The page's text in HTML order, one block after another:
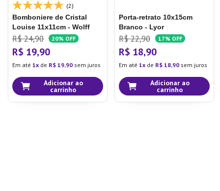
(2)
Bomboniere de Cristal
Louise 11x11cm - Wolff
R$ 24,90 20% OFF
R$ 19,90
Em até 1 de R$ 19,90 sem juros
Adicionar ao
carrinho
Porta-retrato 10x15cm
Branco - Lyor
R$ 22,90 17% OFF
R$ 18,90
Em até 1 de R$ 18,90 sem juros
Adicionar ao
carrinho